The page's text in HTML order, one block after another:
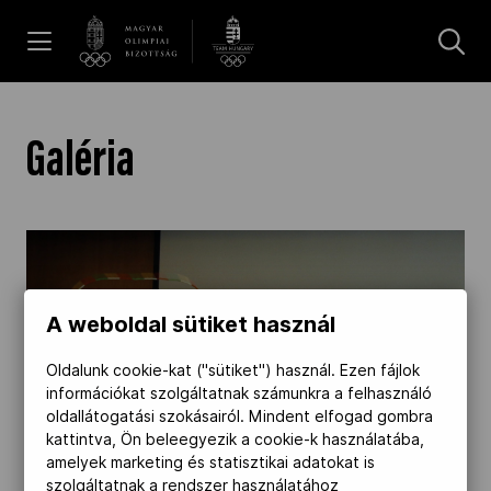
Dakar 2026
Los Angeles 2028
MOB
Galéria
A weboldal sütiket használ
Oldalunk cookie-kat ("sütiket") használ. Ezen fájlok
információkat szolgáltatnak számunkra a felhasználó
oldallátogatási szokásairól. Mindent elfogad gombra
kattintva, Ön beleegyezik a cookie-k használatába,
amelyek marketing és statisztikai adatokat is
szolgáltatnak a rendszer használatához